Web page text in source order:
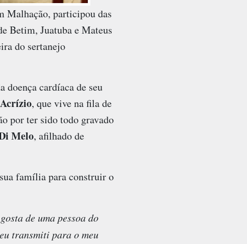
Malhação, participou das
Betim, Juatuba e Mateus
do sertanejo
doença cardíaca de seu
, que vive na fila de
por ter sido todo gravado
Melo, afilhado de
família para construir o
de uma pessoa do
transmiti para o meu